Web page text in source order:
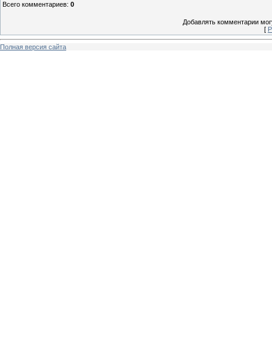
Всего комментариев: 0
Добавлять комментарии
[
Полная версия сайта